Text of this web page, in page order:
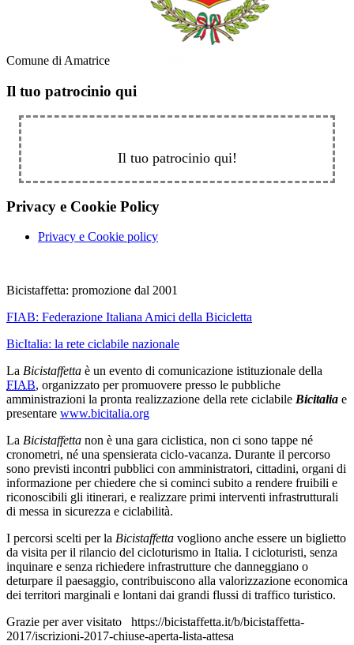
Comune di Amatrice
Il tuo patrocinio qui
Il tuo patrocinio qui!
Privacy e Cookie Policy
Privacy e Cookie policy
Bicistaffetta: promozione dal 2001
FIAB: Federazione Italiana Amici della Bicicletta
BicItalia: la rete ciclabile nazionale
La Bicistaffetta è un evento di comunicazione istituzionale della
FIAB, organizzato per promuovere presso le pubbliche
amministrazioni la pronta realizzazione della rete ciclabile Bicitalia e
presentare www.bicitalia.org
La Bicistaffetta non è una gara ciclistica, non ci sono tappe né
cronometri, né una spensierata ciclo-vacanza. Durante il percorso
sono previsti incontri pubblici con amministratori, cittadini, organi di
informazione per chiedere che si cominci subito a rendere fruibili e
riconoscibili gli itinerari, e realizzare primi interventi infrastrutturali
di messa in sicurezza e ciclabilità.
I percorsi scelti per la Bicistaffetta vogliono anche essere un biglietto
da visita per il rilancio del cicloturismo in Italia. I cicloturisti, senza
inquinare e senza richiedere infrastrutture che danneggiano o
deturpare il paesaggio, contribuiscono alla valorizzazione economica
dei territori marginali e lontani dai grandi flussi di traffico turistico.
Grazie per aver visitato https://bicistaffetta.it/b/bicistaffetta-
2017/iscrizioni-2017-chiuse-aperta-lista-attesa